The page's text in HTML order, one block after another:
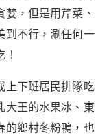
，但是用芹菜、
到不行，涮任何一
上下班居民排隊吃
大王的水果冰、東
的鄉村冬粉鴨，也